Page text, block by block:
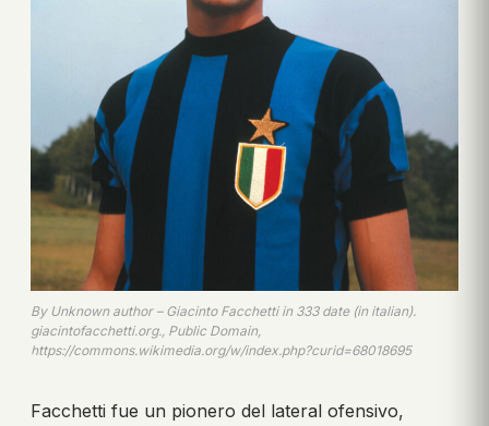
By Unknown author – Giacinto Facchetti in 333 date (in italian).
giacintofacchetti.org., Public Domain,
https://commons.wikimedia.org/w/index.php?curid=68018695
Facchetti fue un pionero del lateral ofensivo,